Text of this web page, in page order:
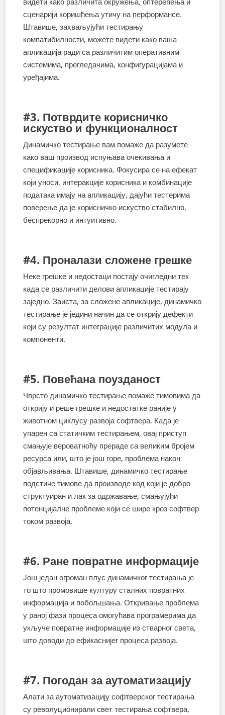
сценарији коришћења утичу на перформансе.
Штавише, захваљујући тестирању
компатибилности, можете видети како ваша
апликација ради са различитим оперативним
системима, прегледачима, конфигурацијама и
уређајима.
#3. Потврдите корисничко
искуство и функционалност
Динамичко тестирање вам помаже да разумете
како ваш производ испуњава очекивања и
спецификације корисника. Фокусира се на ефекат
који уноси, интеракције корисника и комбинације
података имају на апликацију, дајући тестерима
поверење да је корисничко искуство стабилно,
беспрекорно и интуитивно.
#4. Проналази сложене грешке
Неке грешке и недостаци постају очигледни тек
када се различити делови апликације тестирају
заједно. Заиста, за сложене апликације, динамичко
тестирање је једини начин да се открију дефекти
који су резултат интеграције различитих модула и
компоненти.
#5. Повећана поузданост
Чврсто динамичко тестирање помаже тимовима да
открију и реше грешке и недостатке раније у
животном циклусу развоја софтвера. Када је
упарен са статичким тестирањем, овај приступ
смањује вероватноћу прераде са великим бројем
ресурса или, што је још горе, проблема након
објављивања. Штавише, динамичко тестирање
подстиче тимове да производе код који је добро
структуиран и лак за одржавање, смањујући
потенцијалне проблеме који се шире кроз софтвер
током развоја.
#6. Ране повратне информације
Још један огроман плус динамичког тестирања је
то што промовише културу сталних повратних
информација и побољшања. Откривање проблема
у раној фази процеса омогућава програмерима да
укључе повратне информације из стварног света,
што доводи до ефикаснијег процеса развоја.
#7. Погодан за аутоматизацију
Алати за аутоматизацију софтверског тестирања
су револуционирали свет тестирања софтвера,